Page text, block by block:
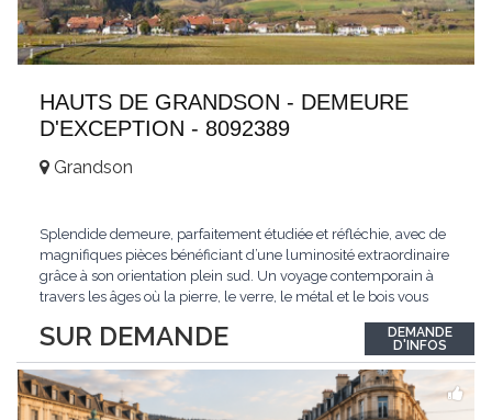
HAUTS DE GRANDSON - DEMEURE
D'EXCEPTION - 8092389
SUR DEMANDE
Grandson
Splendide demeure, parfaitement étudiée et réfléchie, avec de
magnifiques pièces bénéficiant d’une luminosité extraordinaire
grâce à son orientation plein sud. Un voyage contemporain à
travers les âges où la pierre, le verre, le métal et le bois vous
de Grandson, entourée de nature et d’un verger de fruitiers, et...
DEMANDE
D'INFOS